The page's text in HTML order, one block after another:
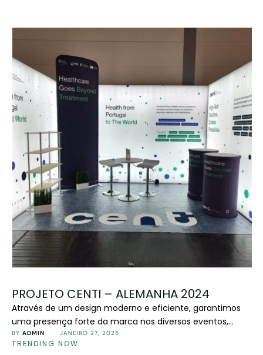
PROJETO CENTI – ALEMANHA 2024
Através de um design moderno e eficiente, garantimos
uma presença forte da marca nos diversos eventos,
reforçando o compromisso com soluções ecológicas e
tecnológicas.
BY ADMIN · JANEIRO 27, 2025
TRENDING NOW